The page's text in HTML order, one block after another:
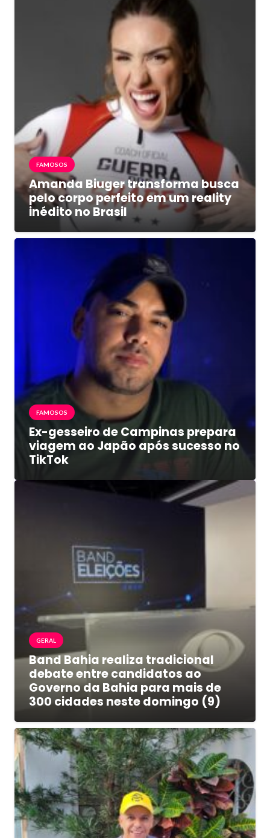
FAMOSOS
Amanda Biuger transforma busca
pelo corpo perfeito em um reality
inédito no Brasil
FAMOSOS
Ex-gesseiro de Campinas prepara
viagem ao Japão após sucesso no
TikTok
GERAL
Band Bahia realiza tradicional
debate entre candidatos ao
Governo da Bahia para mais de
300 cidades neste domingo (9)